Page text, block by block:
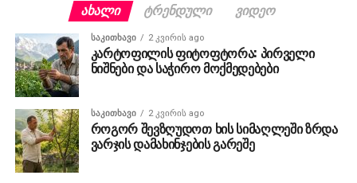
ᲐᲮᲐᲚᲘ ᲢᲠᲔᲜᲓᲣᲚᲘ ᲕᲘᲓᲔᲝ
ᲡᲐᲙᲘᲗᲮᲐᲕᲘ 2 კვირის ago
კარტოფილის ფიტოფტორა: პირველი
ნიშნები და საჭირო მოქმედებები
ᲡᲐᲙᲘᲗᲮᲐᲕᲘ 2 კვირის ago
როგორ შევზღუდოთ ხის სიმაღლეში ზრდა
ვარჯის დამახინჯების გარეშე